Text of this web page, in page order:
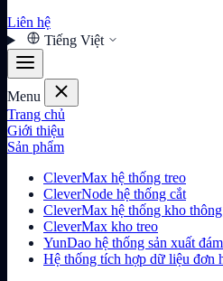
Liên hệ
Tiếng Việt
Menu
Trang chủ
Giới thiệu
Sản phẩm
CleverMax hệ thống treo
CleverNode hệ thống cắt
CleverMax hệ thống kho
CleverMax kho treo
YunDao hệ thống sản xuất
Hệ thống tích hợp dữ liệu đơn